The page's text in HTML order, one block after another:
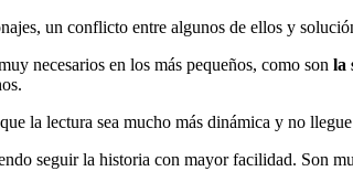
un conflicto entre algunos de ellos y
necesarios en los más pequeños, como son la
la lectura sea mucho más dinámica y no
seguir la historia con mayor facilidad. Son